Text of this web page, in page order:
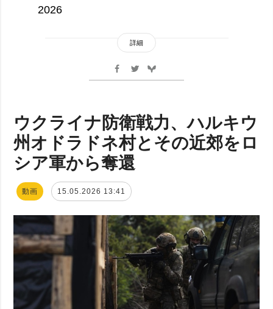
2026
詳細
ウクライナ防衛戦力、ハルキウ
州オドラドネ村とその近郊をロ
シア軍から奪還
動画 15.05.2026 13:41